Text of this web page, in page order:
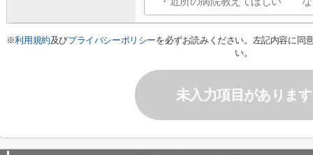
※利用規約及びプライバシーポリシーを必ずお読みください。左記内容に同
い。
未入力項目があります